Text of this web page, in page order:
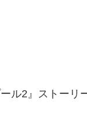
ル2』ストー